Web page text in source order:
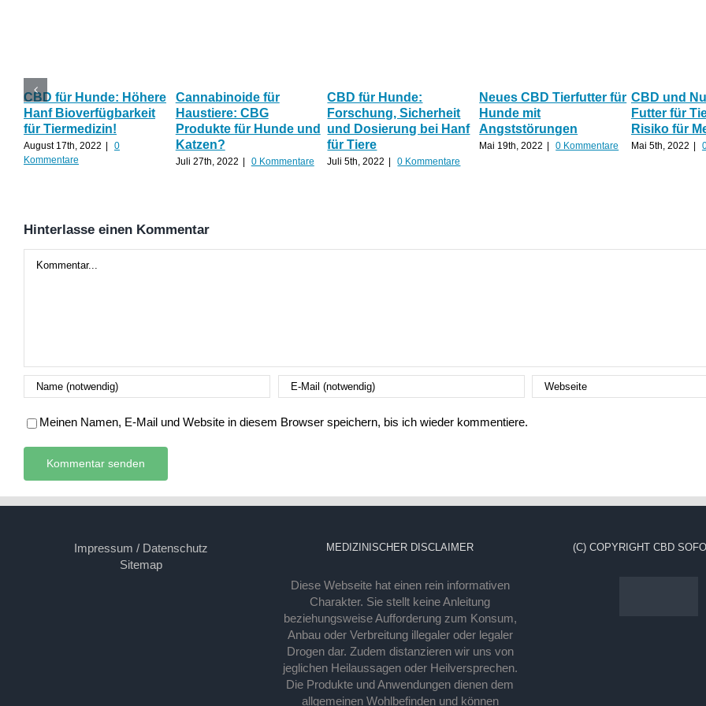
CBD für Hunde: Höhere
Hanf Bioverfügbarkeit
für Tiermedizin!
August 17th, 2022
0
Kommentare
Cannabinoide für
Haustiere: CBG
Produkte für Hunde und
Katzen?
Juli 27th, 2022 0 Kommentare
CBD für Hunde:
Forschung, Sicherheit
und Dosierung bei Hanf
für Tiere
Juli 5th, 2022 0 Kommentare
Neues CBD Tierfutter für
Hunde mit
Angststörungen
Mai 19th, 2022 0 Kommentare
CBD und
Futter für
Risiko für
Mai 5th, 2022
Hinterlasse einen Kommentar
Meinen Namen, E-Mail und Website in diesem Browser speichern, bis ich wieder kommentiere.
Impressum / Datenschutz
Sitemap
MEDIZINISCHER DISCLAIMER
Diese Webseite hat einen rein informativen
Charakter. Sie stellt keine Anleitung
beziehungsweise Aufforderung zum Konsum,
Anbau oder Verbreitung illegaler oder legaler
Drogen dar. Zudem distanzieren wir uns von
jeglichen Heilaussagen oder Heilversprechen.
Die Produkte und Anwendungen dienen dem
allgemeinen Wohlbefinden und können
(C) COPYRIGHT CBD